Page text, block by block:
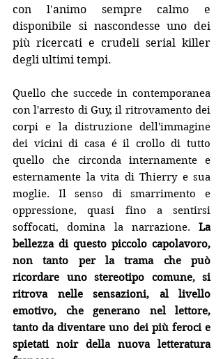
con l'animo sempre calmo e
disponibile si nascondesse uno dei
più ricercati e crudeli serial killer
degli ultimi tempi.
Quello che succede in contemporanea
con l'arresto di Guy, il ritrovamento dei
corpi e la distruzione dell'immagine
dei vicini di casa é il crollo di tutto
quello che circonda internamente e
esternamente la vita di Thierry e sua
moglie. Il senso di smarrimento e
oppressione, quasi fino a sentirsi
soffocati, domina la narrazione. La
bellezza di questo piccolo capolavoro,
non tanto per la trama che può
ricordare uno stereotipo comune, si
ritrova nelle sensazioni, al livello
emotivo, che generano nel lettore,
tanto da diventare uno dei più feroci e
spietati noir della nuova letteratura